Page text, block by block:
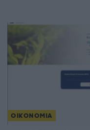
ΟΙΚΟΝΟΜΙΑ